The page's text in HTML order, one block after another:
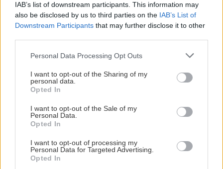
IAB’s list of downstream participants. This information may
also be disclosed by us to third parties on the IAB’s List of
Downstream Participants that may further disclose it to other
Personal Data Processing Opt Outs
I want to opt-out of the Sharing of my
personal data.
Opted In
I want to opt-out of the Sale of my
Personal Data.
Opted In
I want to opt-out of processing my
Personal Data for Targeted Advertising.
Opted In
11:06
ΚΟΣΜΟΣ
Ρωσία: Κατέρριψε 456 ουκρανικά drones μέσα
σε μία νύχτα – Νεκροί σε δύο περιφέρειες
Τούνη: Η ξεχωριστή έκπληξη για τα 33α
γενέθλιά της στις Μαλδίβες
10:53
ΑΥΤΟΔΙΟΙΚΗΣΗ
Επιτήδειοι τηλεφωνούν ως υπάλληλοι του ΚΕΠ
Γαζίου και ξαφρίζουν λογαριασμούς
ΚΟΣΜΟΣ
Αίγυπτος: Νεκρός και τραυματίες από
κατάρρευση στοάς ορυχείου
ΚΡΗΤΗ